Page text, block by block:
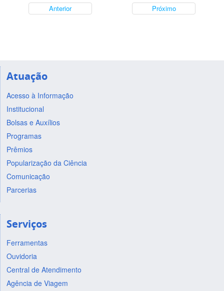
Anterior Próximo
Atuação
Acesso à Informação
Institucional
Bolsas e Auxílios
Programas
Prêmios
Popularização da Ciência
Comunicação
Parcerias
Serviços
Ferramentas
Ouvidoria
Central de Atendimento
Agência de Viagem